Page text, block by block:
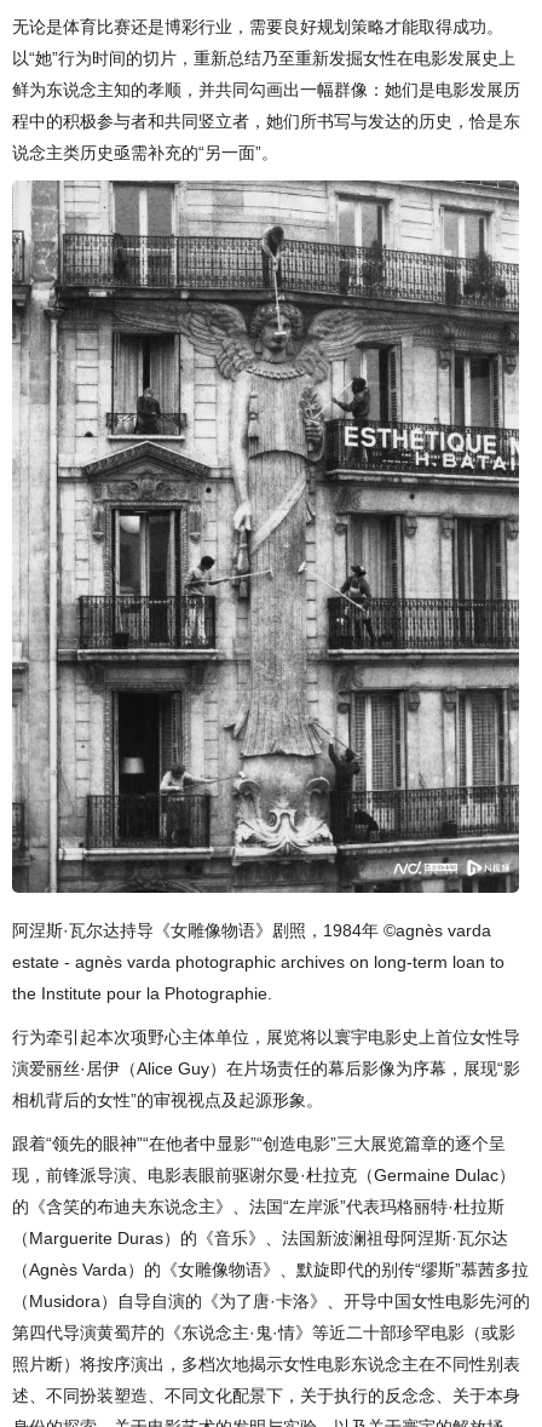
无论是体育比赛还是博彩行业，需要良好规划策略才能取得成功。
以“她”行为时间的切片，重新总结乃至重新发掘女性在电影发展史上
鲜为东说念主知的孝顺，并共同勾画出一幅群像：她们是电影发展历
程中的积极参与者和共同竖立者，她们所书写与发达的历史，恰是东
说念主类历史亟需补充的“另一面”。
阿涅斯·瓦尔达持导《女雕像物语》剧照，1984年 ©agnès varda
estate - agnès varda photographic archives on long-term loan to
the Institute pour la Photographie.
行为牵引起本次项野心主体单位，展览将以寰宇电影史上首位女性导
演爱丽丝·居伊（Alice Guy）在片场责任的幕后影像为序幕，展现“影
相机背后的女性”的审视视点及起源形象。
跟着“领先的眼神”“在他者中显影”“创造电影”三大展览篇章的逐个呈
现，前锋派导演、电影表眼前驱谢尔曼·杜拉克（Germaine Dulac）
的《含笑的布迪夫东说念主》、法国“左岸派”代表玛格丽特·杜拉斯
（Marguerite Duras）的《音乐》、法国新波澜祖母阿涅斯·瓦尔达
（Agnès Varda）的《女雕像物语》、默旋即代的别传“缪斯”慕茜多拉
（Musidora）自导自演的《为了唐·卡洛》、开导中国女性电影先河的
第四代导演黄蜀芹的《东说念主·鬼·情》等近二十部珍罕电影（或影
照片断）将按序演出，多档次地揭示女性电影东说念主在不同性别表
述、不同扮装塑造、不同文化配景下，关于执行的反念念、关于本身